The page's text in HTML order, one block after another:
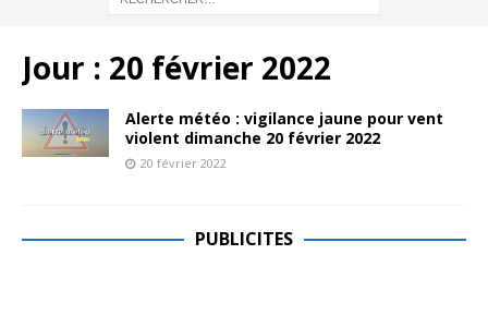
Jour : 20 février 2022
Alerte météo : vigilance jaune pour vent
violent dimanche 20 février 2022
20 février 2022
PUBLICITES